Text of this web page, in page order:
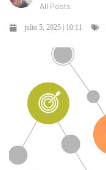
All Posts
julio 5, 2025 | 10:11